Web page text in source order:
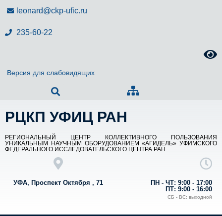
leonard@ckp-ufic.ru
235-60-22
Версия для слабовидящих
РЦКП УФИЦ РАН
РЕГИОНАЛЬНЫЙ ЦЕНТР КОЛЛЕКТИВНОГО ПОЛЬЗОВАНИЯ
УНИКАЛЬНЫМ НАУЧНЫМ ОБОРУДОВАНИЕМ «АГИДЕЛЬ» УФИМСКОГО
ФЕДЕРАЛЬНОГО ИССЛЕДОВАТЕЛЬСКОГО ЦЕНТРА РАН
УФА, Проспект Октября , 71
ПН - ЧТ: 9:00 - 17:00
ПТ: 9:00 - 16:00
СБ - ВС: выходной